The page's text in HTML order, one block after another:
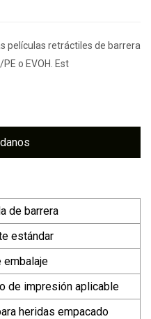
películas retráctiles de barrera
o EVOH. Est
de barrera
estándar
embalaje
de impresión aplicable
heridas empacado